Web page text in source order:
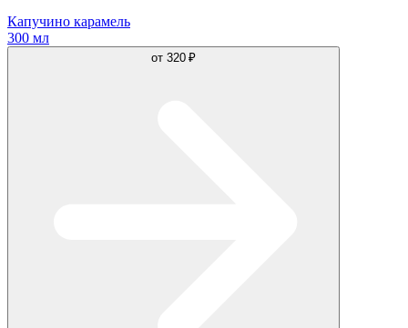
Капучино карамель
300 мл
от 320 ₽